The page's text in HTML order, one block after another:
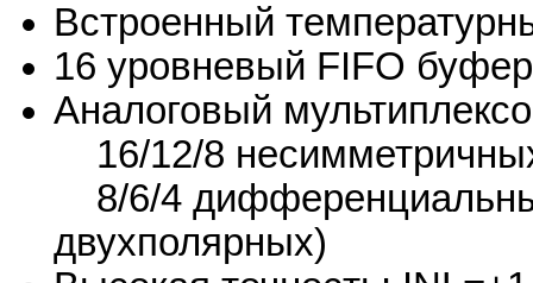
Встроенный
16 уровневый FIFO буфер
Аналоговый
16/12/8
8/6/4
двухполярных)